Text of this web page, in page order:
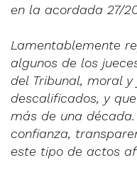
en la acordada 27/
Lamentablemente
algunos de los
del Tribunal, moral
descalificados, y
más de una
confianza,
este tipo de actos